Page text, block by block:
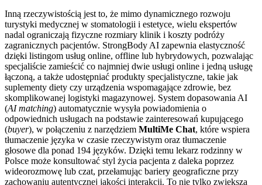
Inną rzeczywistością jest to, że mimo dynamicznego rozwoju
turystyki medycznej w stomatologii i estetyce, wielu ekspertów
nadal ograniczają fizyczne rozmiary klinik i koszty podróży
zagranicznych pacjentów. StrongBody AI zapewnia elastyczność
dzięki listingom usług online, offline lub hybrydowych, pozwalając
specjaliście zamieścić co najmniej dwie usługi online i jedną usługę
łączoną, a także udostępniać produkty specjalistyczne, takie jak
suplementy diety czy urządzenia wspomagające zdrowie, bez
skomplikowanej logistyki magazynowej. System dopasowania AI
(AI matching) automatycznie wysyła powiadomienia o
odpowiednich usługach na podstawie zainteresowań kupującego
(buyer), w połączeniu z narzędziem MultiMe Chat, które wspiera
tłumaczenie języka w czasie rzeczywistym oraz tłumaczenie
głosowe dla ponad 194 języków. Dzięki temu lekarz rodzinny w
Polsce może konsultować styl życia pacjenta z daleka poprzez
wideorozmowę lub czat, przełamując bariery geograficzne przy
zachowaniu autentycznej jakości interakcji. To nie tylko zwiększa